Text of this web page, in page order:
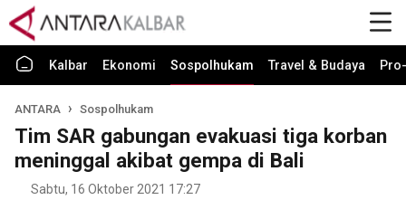
Kalbar Ekonomi Sospolhukam Travel & Budaya
ANTARA Sospolhukam
Tim SAR gabungan evakuasi tiga korban
meninggal akibat gempa di Bali
Sabtu, 16 Oktober 2021 17:27